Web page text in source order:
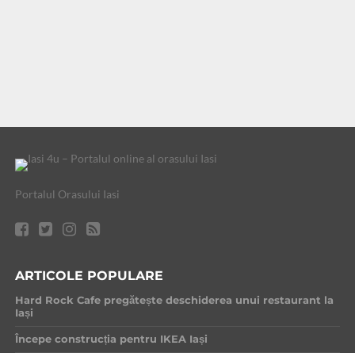
Portalul Orasului Iasi
ARTICOLE POPULARE
Hard Rock Cafe pregătește deschiderea unui restaurant la
Iași
Începe construcția pentru IKEA Iași